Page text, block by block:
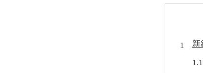
新